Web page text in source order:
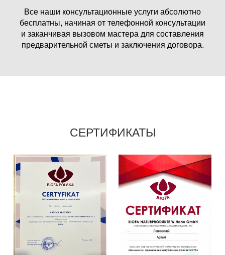
Все наши консультационные услуги абсолютно
бесплатны, начиная от телефонной консультации
и заканчивая вызовом мастера для составления
предварительной сметы и заключения договора.
СЕРТИФИКАТЫ